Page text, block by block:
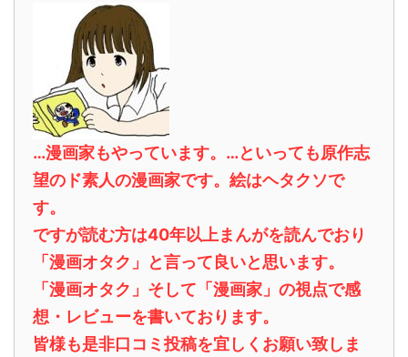
…漫画家もやっています。…といっても原作志
望のド素人の漫画家です。絵はヘタクソで
す。
ですが読む方は40年以上まんがを読んでおり
「漫画オタク」と言って良いと思います。
「漫画オタク」そして「漫画家」の視点で感
想・レビューを書いております。
皆様も是非口コミ投稿を宜しくお願い致しま